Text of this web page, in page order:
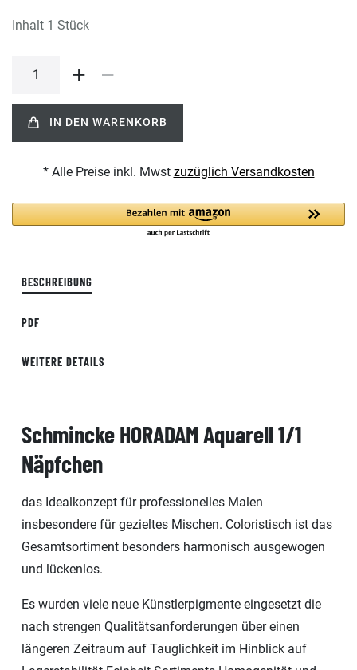
Inhalt 1 Stück
IN DEN WARENKORB
* Alle Preise inkl. Mwst zuzüglich Versandkosten
BESCHREIBUNG
PDF
WEITERE DETAILS
Schmincke HORADAM Aquarell 1/1
Näpfchen
das Idealkonzept für professionelles Malen
insbesondere für gezieltes Mischen. Coloristisch ist das
Gesamtsortiment besonders harmonisch ausgewogen
und lückenlos.
Es wurden viele neue Künstlerpigmente eingesetzt die
nach strengen Qualitätsanforderungen über einen
längeren Zeitraum auf Tauglichkeit im Hinblick auf